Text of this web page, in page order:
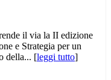
il via la II edizione
e Strategia per un
della... [leggi tutto]